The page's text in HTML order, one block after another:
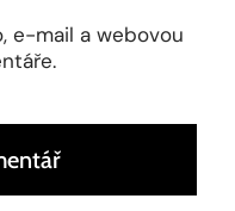
e-mail a webovou